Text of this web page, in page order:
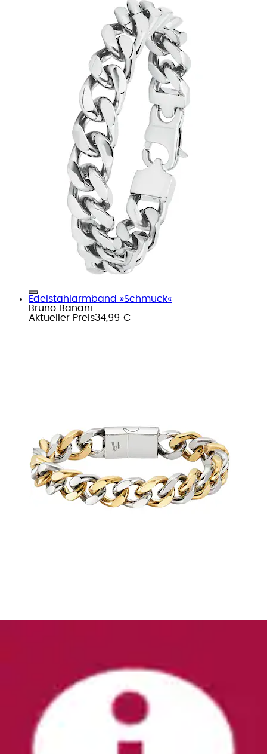
Edelstahlarmband »Schmuck«
Bruno Banani
Aktueller Preis34,99 €